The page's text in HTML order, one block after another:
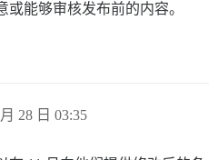
能够审核发布前的内容。
28 日 03:35